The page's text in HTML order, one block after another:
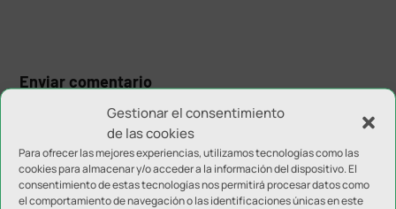
Gestionar el consentimiento
de las cookies
Para ofrecer las mejores experiencias, utilizamos tecnologías como las
cookies para almacenar y/o acceder a la información del dispositivo. El
consentimiento de estas tecnologías nos permitirá procesar datos como
el comportamiento de navegación o las identificaciones únicas en este
Enviar comentario
Tu dirección de correo electrónico no será publicada.
campos obligatorios están marcados con